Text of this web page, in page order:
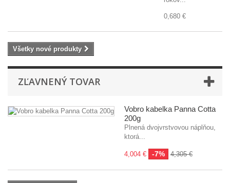
0,680 €
Všetky nové produkty
ZĽAVNENÝ TOVAR
Vobro kabelka Panna Cotta
200g
Plnená dvojvrstvovou náplňou,
ktorá...
4,004 € -7% 4,305 €